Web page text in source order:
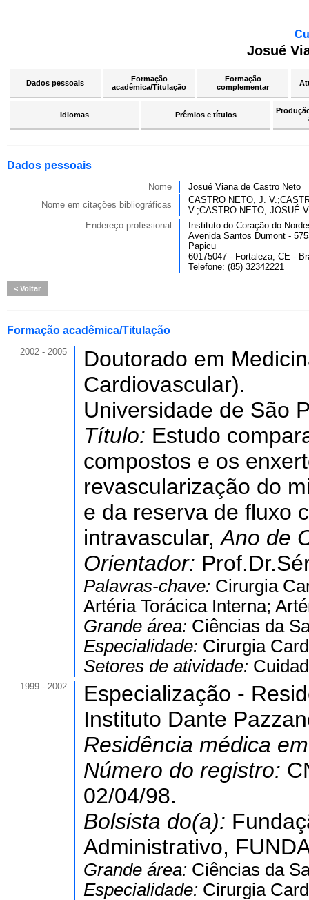
Josué
Dados pessoais
Formação
acadêmica/Titulação
Formação
complementar
Idiomas Prêmios e títulos
Dados pessoais
Nome
Josué Viana de Castro Neto
Nome em citações bibliográficas
CASTRO NETO, J.
V.;CASTRO NETO, JOSUÉ
Endereço profissional
Instituto do Coração do
Avenida Santos Dumont -
Papicu
60175047 - Fortaleza, CE -
Telefone: (85) 32342221
Voltar
Formação acadêmica/Titulação
2002 - 2005
Doutorado em
Cardiovascular).
Universidade de São
Título: Estudo
compostos e os
revascularização do
e da reserva de fluxo
intravascular,Ano de
Orientador:
Palavras-chave: Cirurgia
Artéria Torácica Interna;
Grande área: Ciências da
Especialidade: Cirurgia
Setores de atividade:
1999 - 2002
Especialização -
Instituto Dante
Residência médica
Número do registro:
02/04/98.
Bolsista do(a):
Administrativo,
Grande área: Ciências da
Especialidade: Cirurgia